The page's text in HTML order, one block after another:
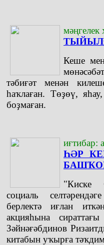
мәңгелек
Кеше
тәбиғәт менән
hаҡлаған. Төҙөү,
боҙмаған.
иғтибар:
ҺӘР
"Киске
социаль
берлектә иғлан
акцияһына
Зәйнәғәбдинов
китабын уҡырға